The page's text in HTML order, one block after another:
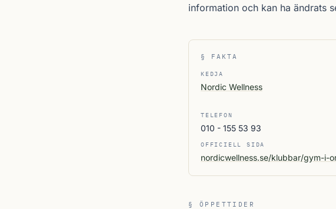
information och kan ha ändrats
§ FAKTA
KEDJA
Nordic Wellness
TELEFON
010 - 155 53 93
OFFICIELL SIDA
nordicwellness.se/klubbar/gym-i-
§ ÖPPETTIDER